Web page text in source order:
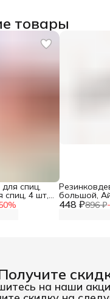
товары
%
спиц,
спиц, 4 шт,
448 ₽896 ₽
большой,
9101
на наши